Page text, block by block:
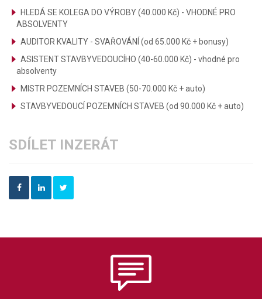
HLEDÁ SE KOLEGA DO VÝROBY (40.000 Kč) - VHODNÉ PRO
ABSOLVENTY
AUDITOR KVALITY - SVAŘOVÁNÍ (od 65.000 Kč + bonusy)
ASISTENT STAVBYVEDOUCÍHO (40-60.000 Kč) - vhodné pro
absolventy
MISTR POZEMNÍCH STAVEB (50-70.000 Kč + auto)
STAVBYVEDOUCÍ POZEMNÍCH STAVEB (od 90.000 Kč + auto)
SDÍLET INZERÁT